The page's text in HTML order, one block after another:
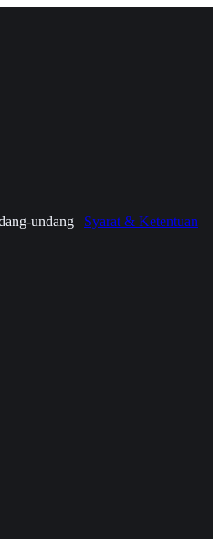
undang | Syarat & Ketentuan